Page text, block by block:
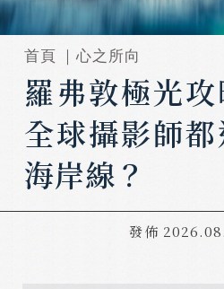
首頁 ｜心之所向
羅弗敦極光
全球攝影師
海岸線？
發佈